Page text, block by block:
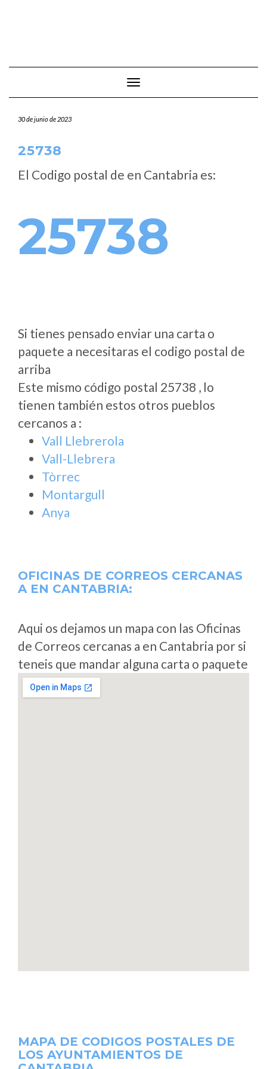
Cambiar modo de navegación
30 de junio de 2023
25738
El Codigo postal de en Cantabria es:
25738
Si tienes pensado enviar una carta o
paquete a necesitaras el codigo postal de
arriba
Este mismo código postal 25738 , lo
tienen también estos otros pueblos
cercanos a :
Vall Llebrerola
Vall-Llebrera
Tòrrec
Montargull
Anya
OFICINAS DE CORREOS CERCANAS
A EN CANTABRIA:
Aqui os dejamos un mapa con las Oficinas
de Correos cercanas a en Cantabria por si
teneis que mandar alguna carta o paquete
MAPA DE CODIGOS POSTALES DE
LOS AYUNTAMIENTOS DE